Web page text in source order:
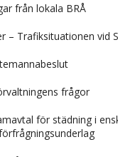
från lokala BRÅ
– Trafiksituationen vid
frågor
för städning i